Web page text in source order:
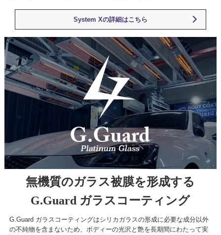
System Xの詳細はこちら
無機質のガラス被膜を形成する
G.Guard ガラスコーティング
G.Guard ガラスコーティングはシリカガラスの形成に必要な成分以外
の不純物を含まないため、ボディーの光沢と艶を長期間にわたって実